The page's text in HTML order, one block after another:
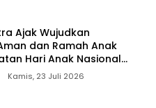
Ajak Wujudkan
dan Ramah Anak
Hari Anak Nasional
Kamis, 23 Juli 2026